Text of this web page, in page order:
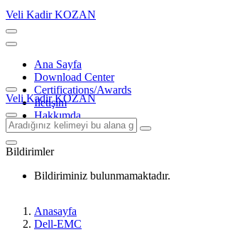
Veli Kadir KOZAN
Ana Sayfa
Download Center
Certifications/Awards
İletişim
Hakkımda
Veli Kadir KOZAN
Bildirimler
Bildiriminiz bulunmamaktadır.
Anasayfa
Dell-EMC